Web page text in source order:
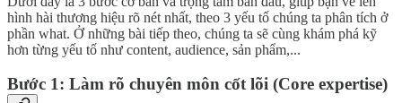
hình hài thương hiệu rõ nét nhất, theo 3 yếu tố chúng ta phân tích ở
phần what. Ở những bài tiếp theo, chúng ta sẽ cùng khám phá kỹ
hơn từng yếu tố như content, audience, sản phẩm,...
Bước 1: Làm rõ chuyên môn cốt lõi (Core expertise)